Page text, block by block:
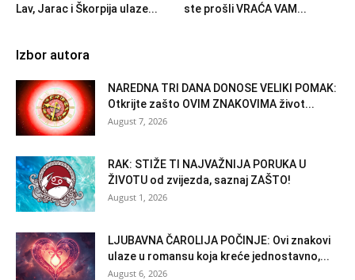
Lav, Jarac i Škorpija ulaze...
ste prošli VRAĆA VAM...
Izbor autora
NAREDNA TRI DANA DONOSE VELIKI POMAK:
Otkrijte zašto OVIM ZNAKOVIMA život...
August 7, 2026
RAK: STIŽE TI NAJVAŽNIJA PORUKA U
ŽIVOTU od zvijezda, saznaj ZAŠTO!
August 1, 2026
LJUBAVNA ČAROLIJA POČINJE: Ovi znakovi
ulaze u romansu koja kreće jednostavno,...
August 6, 2026